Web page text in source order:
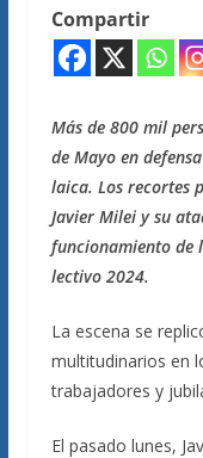
Compartir
Más de 800 mil
de Mayo en
laica. Los recortes
Javier Milei y su
funcionamiento de
lectivo 2024.
La escena se
multitudinarios en
trabajadores y
El pasado lunes,